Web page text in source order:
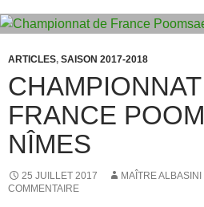
o
o
k
o
n
ARTICLES, SAISON 2017-2018
FRANCE
NÎMES
25 JUILLET 2017 MAÎTRE ALBASINI
COMMENTAIRE